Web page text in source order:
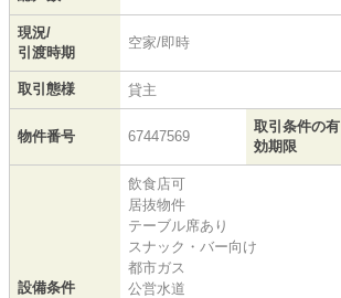
現況/
引渡時期
空家/即時
取引態様 貸主
物件番号 67447569
取引条件の有
効期限
設備条件
飲食店可
居抜物件
テーブル席あり
スナック・バー向け
都市ガス
公営水道